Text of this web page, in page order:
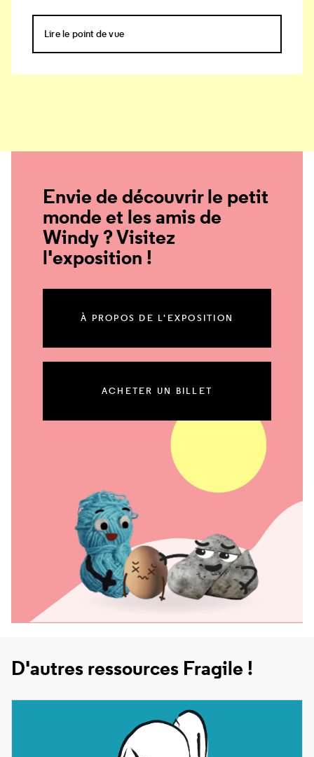
nous incite simplement à prendre soin de nous-mêmes et
des autres.
Lire le point de vue
Envie de découvrir le petit
monde et les amis de
Windy ? Visitez
l'exposition !
À PROPOS DE L'EXPOSITION
ACHETER UN BILLET
D'autres ressources Fragile !